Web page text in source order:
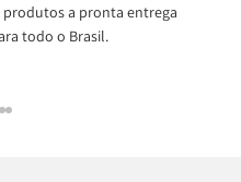
produtos a pronta entrega
todo o Brasil.